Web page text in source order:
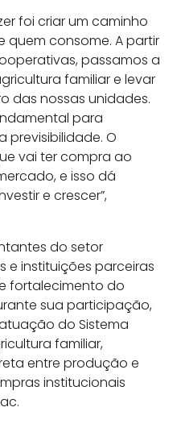
foi criar um caminho
quem consome. A partir
passamos a
familiar e levar
das nossas unidades.
para
previsibilidade. O
vai ter compra ao
e isso dá
e crescer”,
do setor
e instituições parceiras
fortalecimento do
sua participação,
do Sistema
familiar,
entre produção e
institucionais